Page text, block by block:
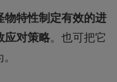
特性制定有效的进
应对策略。也可把它